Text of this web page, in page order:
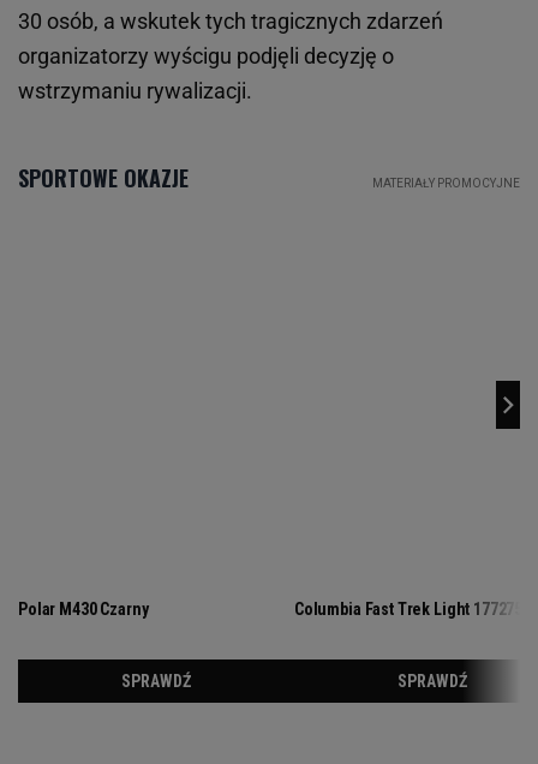
30 osób, a wskutek tych tragicznych zdarzeń
organizatorzy wyścigu podjęli decyzję o
wstrzymaniu rywalizacji.